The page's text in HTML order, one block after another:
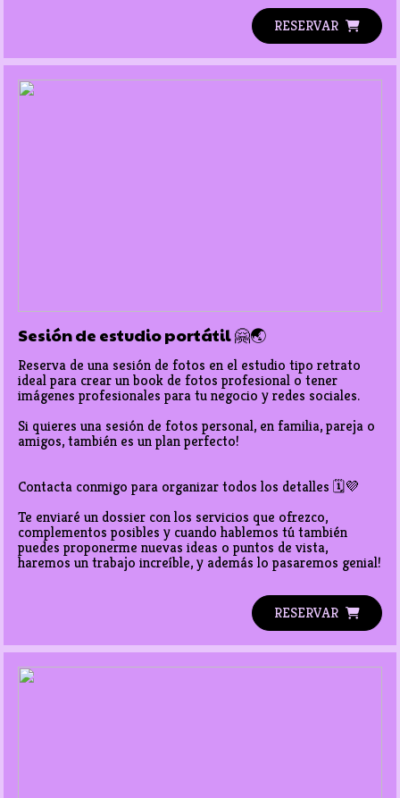
RESERVAR
Sesión de estudio portátil 🤗🌏
Reserva de una sesión de fotos en el estudio tipo retrato
ideal para crear un book de fotos profesional o tener
imágenes profesionales para tu negocio y redes sociales.
Si quieres una sesión de fotos personal, en familia, pareja o
amigos, también es un plan perfecto!
Contacta conmigo para organizar todos los detalles 🗓️💜
Te enviaré un dossier con los servicios que ofrezco,
complementos posibles y cuando hablemos tú también
puedes proponerme nuevas ideas o puntos de vista,
haremos un trabajo increíble, y además lo pasaremos genial!
RESERVAR